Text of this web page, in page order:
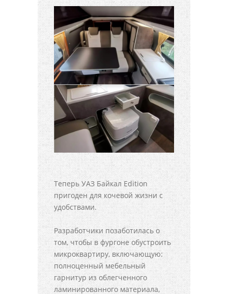
Теперь УАЗ Байкал Edition
пригоден для кочевой жизни с
удобствами.
Разработчики позаботилась о
том, чтобы в фургоне обустроить
микроквартиру, включающую:
полноценный мебельный
гарнитур из облегченного
ламинированного материала,